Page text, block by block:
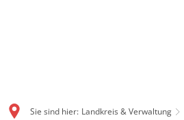
Sie sind hier: Landkreis & Verwaltung